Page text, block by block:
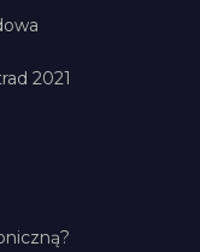
2021